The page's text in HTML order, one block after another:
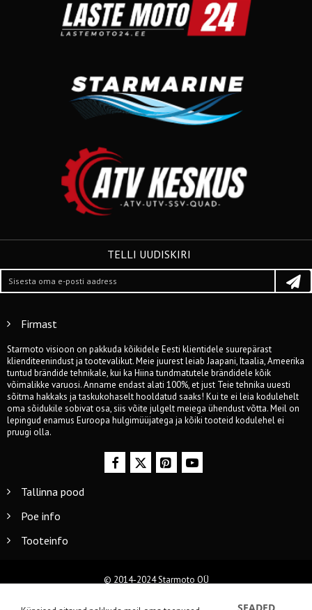
TELLI UUDISKIRI
Firmast
Starmoto visioon on pakkuda kõikidele Eesti klientidele suurepärast
klienditeenindust ja tootevalikut. Meie juurest leiab Jaapani, Itaalia, Ameerika
tuntud brändide tehnikale, kui ka Hiina tundmatutele brändidele kõik
võimalikke varuosi. Anname endast alati 100%, et just Teie tehnika uuesti
sõitma hakkaks ja taskukohaselt hooldatud saaks! Kui te ei leia kodulehelt
oma sõidukile sobivat osa, siis võite julgelt meiega ühendust võtta. Meil on
lepingud enamus Euroopa hulgimüüjatega ja kõiki tooteid kodulehel ei
pruugi olla.
Tallinna pood
Poe info
Tooteinfo
© 2014-2024 Starmoto OÜ